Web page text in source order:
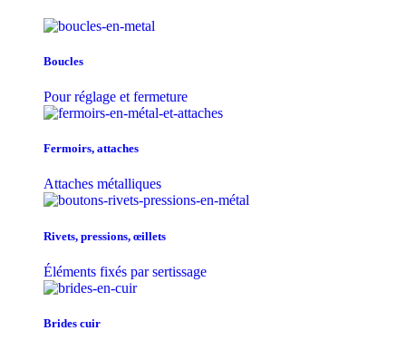
Boucles
Pour réglage et fermeture
Fermoirs, attaches
Attaches métalliques
Rivets, pressions, œillets
Éléments fixés par sertissage
Brides cuir